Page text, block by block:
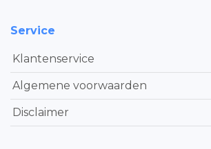
Service
Klantenservice
Algemene voorwaarden
Disclaimer